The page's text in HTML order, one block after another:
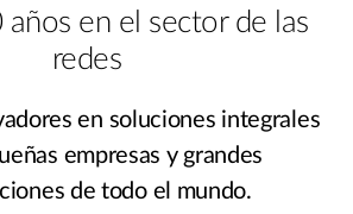
años en el sector de las
redes
en soluciones integrales
empresas y grandes
de todo el mundo.